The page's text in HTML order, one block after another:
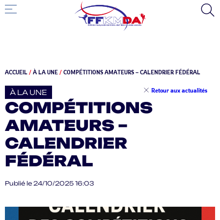
ACCUEIL / À LA UNE / COMPÉTITIONS AMATEURS – CALENDRIER FÉDÉRAL
À LA UNE Retour aux actualités
COMPÉTITIONS
AMATEURS –
CALENDRIER
FÉDÉRAL
Publié le 24/10/2025 16:03